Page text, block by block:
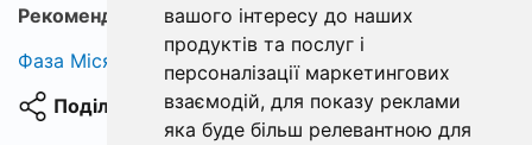
вашого інтересу до наших
продуктів та послуг і
персоналізації маркетингових
взаємодій, для показу реклами
яка буде більш релевантною для
Рекомендуємо: сушений лавровий лист
Фаза Місяця сьогодні
Поділитися